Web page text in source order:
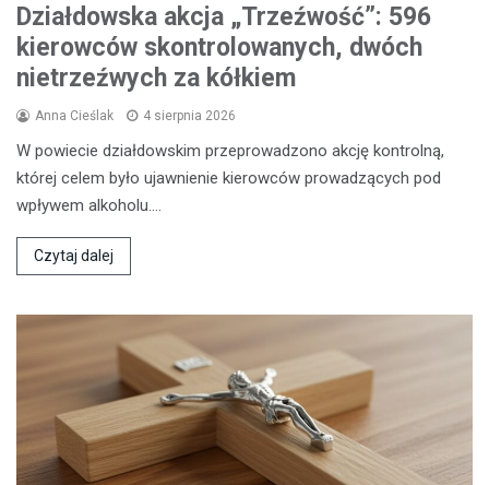
Działdowska akcja „Trzeźwość”: 596
kierowców skontrolowanych, dwóch
nietrzeźwych za kółkiem
Anna Cieślak 4 sierpnia 2026
W powiecie działdowskim przeprowadzono akcję kontrolną,
której celem było ujawnienie kierowców prowadzących pod
wpływem alkoholu.…
Czytaj dalej